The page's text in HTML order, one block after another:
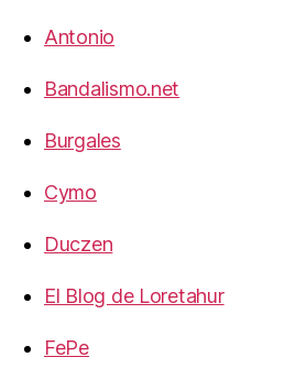
Antonio
Bandalismo.net
Burgales
Cymo
Duczen
El Blog de Loretahur
FePe